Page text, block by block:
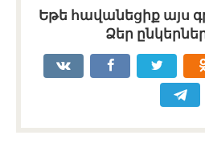
Եթե հավանեցիք այս
Ձեր